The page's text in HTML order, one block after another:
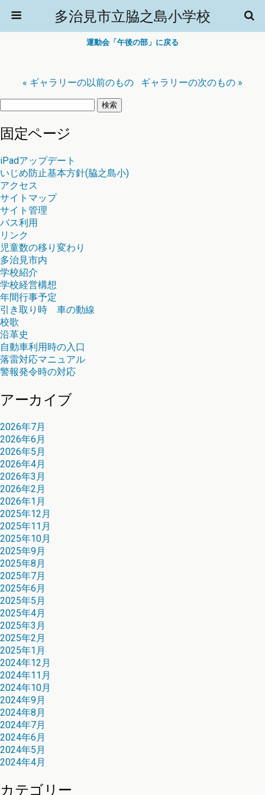
多治見市立脇之島小学校
運動会「午後の部」に戻る
« ギャラリーの以前のもの
ギャラリーの次のもの »
検
固定ページ
iPadアップデート
いじめ防止基本方針(脇之島小)
アクセス
サイトマップ
サイト管理
バス利用
リンク
児童数の移り変わり
多治見市内
学校紹介
学校経営構想
年間行事予定
引き取り時 車の動線
校歌
沿革史
自動車利用時の入口
落雷対応マニュアル
警報発令時の対応
アーカイブ
2026年7月
2026年6月
2026年5月
2026年4月
2026年3月
2026年2月
2026年1月
2025年12月
2025年11月
2025年10月
2025年9月
2025年8月
2025年7月
2025年6月
2025年5月
2025年4月
2025年3月
2025年2月
2025年1月
2024年12月
2024年11月
2024年10月
2024年9月
2024年8月
2024年7月
2024年6月
2024年5月
2024年4月
カテゴリー